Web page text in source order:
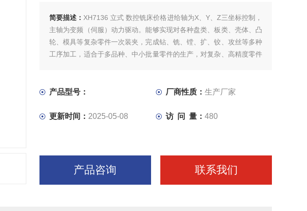
简要描述： XH7136 立式 数控铣床价格进给轴为X、Y、Z三坐标控制，
主轴为变频（伺服）动力驱动。能够实现对各种盘类、板类、壳体、凸
轮、模具等复杂零件一次装夹，完成钻、铣、镗、扩、铰、攻丝等多种
工序加工，适合于多品种、中小批量零件的生产，对复杂、高精度零件
产品型号： 厂商性质： 生产厂家
更新时间： 2025-05-08 访 问 量： 480
产品咨询 联系我们